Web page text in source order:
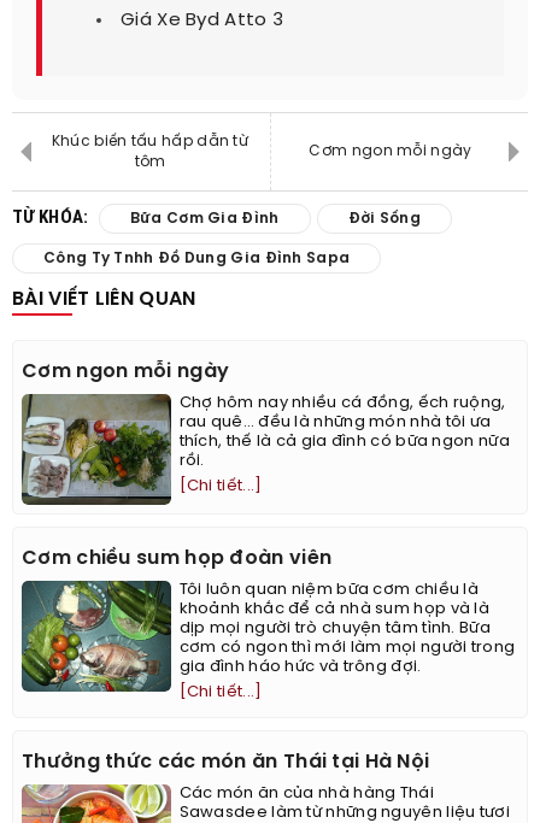
Giá Xe Byd Atto 3
Khúc biến tấu hấp dẫn từ
tôm
Cơm ngon mỗi ngày
TỪ KHÓA: Bữa Cơm Gia Đình Đời Sống
Công Ty Tnhh Đồ Dung Gia Đình Sapa
BÀI VIẾT LIÊN QUAN
Cơm ngon mỗi ngày
Chợ hôm nay nhiều cá đồng, ếch ruộng,
rau quê… đều là những món nhà tôi ưa
thích, thế là cả gia đình có bữa ngon nữa
rồi.
[Chi tiết...]
Cơm chiều sum họp đoàn viên
Tôi luôn quan niệm bữa cơm chiều là
khoảnh khắc để cả nhà sum họp và là
dịp mọi người trò chuyện tâm tình. Bữa
cơm có ngon thì mới làm mọi người trong
gia đình háo hức và trông đợi.
[Chi tiết...]
Thưởng thức các món ăn Thái tại Hà Nội
Các món ăn của nhà hàng Thái
Sawasdee làm từ những nguyên liệu tươi